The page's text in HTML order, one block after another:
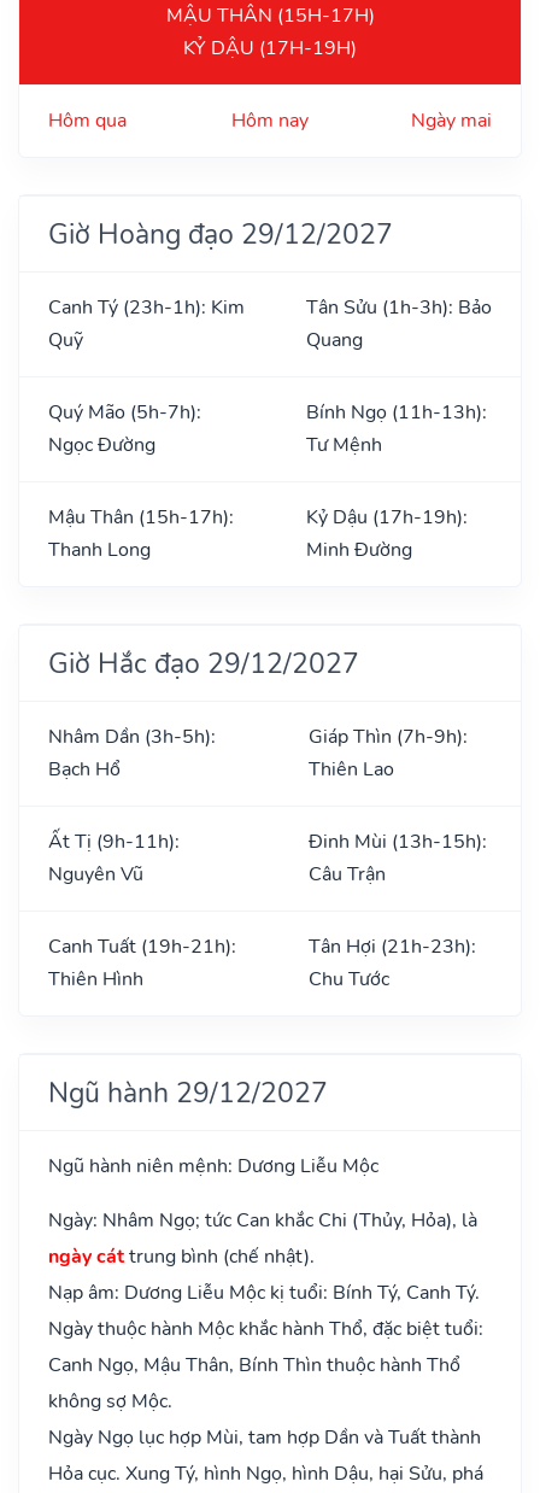
MẬU THÂN (15H-17H)
KỶ DẬU (17H-19H)
Hôm qua Hôm nay Ngày mai
Giờ Hoàng đạo 29/12/2027
Canh Tý (23h-1h): Kim
Quỹ
Tân Sửu (1h-3h): Bảo
Quang
Quý Mão (5h-7h):
Ngọc Đường
Bính Ngọ (11h-13h):
Tư Mệnh
Mậu Thân (15h-17h):
Thanh Long
Kỷ Dậu (17h-19h):
Minh Đường
Giờ Hắc đạo 29/12/2027
Nhâm Dần (3h-5h):
Bạch Hổ
Giáp Thìn (7h-9h):
Thiên Lao
Ất Tị (9h-11h):
Nguyên Vũ
Đinh Mùi (13h-15h):
Câu Trận
Canh Tuất (19h-21h):
Thiên Hình
Tân Hợi (21h-23h):
Chu Tước
Ngũ hành 29/12/2027
Ngũ hành niên mệnh: Dương Liễu Mộc
Ngày: Nhâm Ngọ; tức Can khắc Chi (Thủy, Hỏa), là
ngày cáttrung bình (chế nhật).
Nạp âm: Dương Liễu Mộc kị tuổi: Bính Tý, Canh Tý.
Ngày thuộc hành Mộc khắc hành Thổ, đặc biệt tuổi:
Canh Ngọ, Mậu Thân, Bính Thìn thuộc hành Thổ
không sợ Mộc.
Ngày Ngọ lục hợp Mùi, tam hợp Dần và Tuất thành
Hỏa cục. Xung Tý, hình Ngọ, hình Dậu, hại Sửu, phá